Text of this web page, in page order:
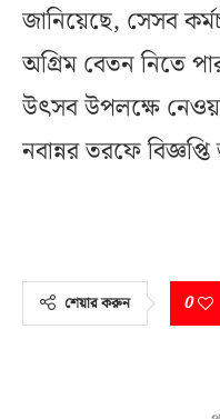
জানিয়েছে, সেসব
অগ্রিম বেতন নিতে
উৎসব উপলক্ষে
নবান্নর তরফে
শেয়ার করুন 0